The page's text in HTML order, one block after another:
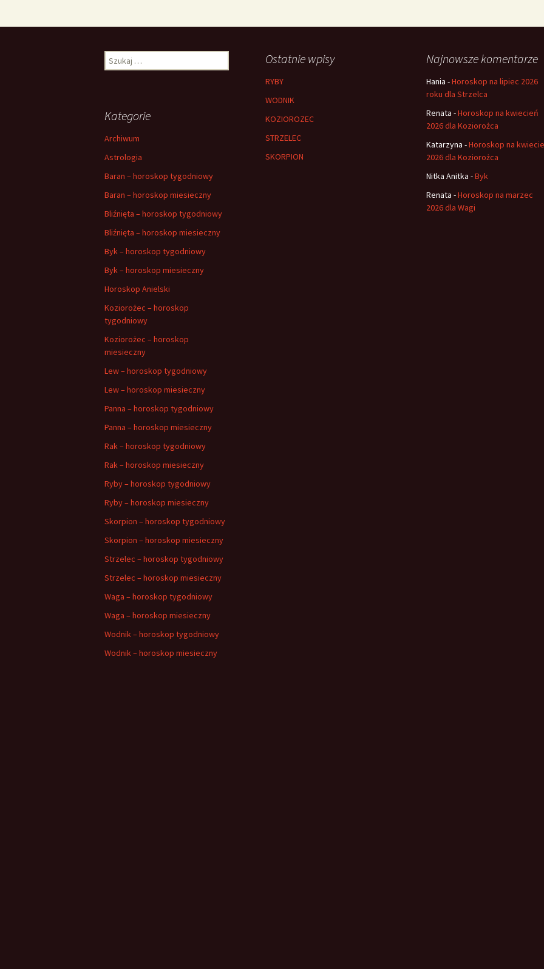
Szukaj: Ostatnie wpisy
RYBY
WODNIK
KOZIOROZEC
STRZELEC
SKORPION
Najnowsze komentarze
Hania -Horoskop na lipiec 2026
roku dla Strzelca
Renata -Horoskop na kwiecień
2026 dla Koziorożca
Katarzyna -Horoskop na
2026 dla Koziorożca
Nitka Anitka -Byk
Renata -Horoskop na marzec
2026 dla Wagi
Kategorie
Archiwum
Astrologia
Baran – horoskop tygodniowy
Baran – horoskop miesieczny
Bliźnięta – horoskop tygodniowy
Bliźnięta – horoskop miesieczny
Byk – horoskop tygodniowy
Byk – horoskop miesieczny
Horoskop Anielski
Koziorożec – horoskop
tygodniowy
Koziorożec – horoskop
miesieczny
Lew – horoskop tygodniowy
Lew – horoskop miesieczny
Panna – horoskop tygodniowy
Panna – horoskop miesieczny
Rak – horoskop tygodniowy
Rak – horoskop miesieczny
Ryby – horoskop tygodniowy
Ryby – horoskop miesieczny
Skorpion – horoskop tygodniowy
Skorpion – horoskop miesieczny
Strzelec – horoskop tygodniowy
Strzelec – horoskop miesieczny
Waga – horoskop tygodniowy
Waga – horoskop miesieczny
Wodnik – horoskop tygodniowy
Wodnik – horoskop miesieczny